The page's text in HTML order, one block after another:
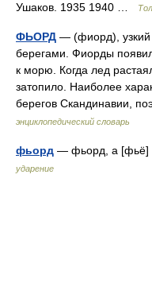
Ушаков. 1935 1940 …
ФЬОРД — (фиорд), узкий
берегами. Фиорды
к морю. Когда лед
затопило. Наиболее
берегов Скандинавии,
энциклопедический словарь
фьорд — фьорд, а
ударение